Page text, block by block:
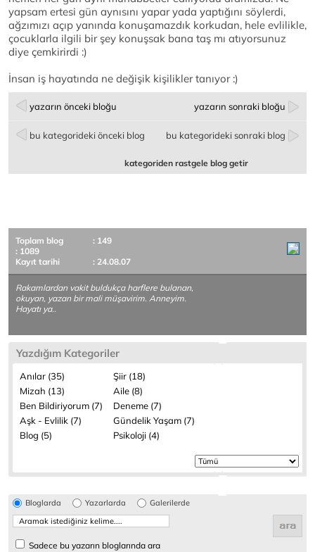
yapsam ertesi gün aynısını yapar yada yaptığını söylerdi,
ağzımızı açıp yanında konuşamazdık korkudan, hele evlilikle,
çocuklarla ilgili bir şey konuşsak bana taş mı atıyorsunuz
diye çemkirirdi :)
İnsan iş hayatında ne değişik kişilikler tanıyor :)
yazarın önceki bloğu yazarın sonraki bloğu
bu kategorideki önceki blog bu kategorideki sonraki blog
kategoriden rastgele blog getir
Toplam blog
: 149
: 1089
Kayıt tarihi
: 24.08.07
Rakamlardan vakit buldukça harflere bulanan,
okuyan, yazan bir mali müşavirim. Anneyim.
Hayatı ya..
Yazdığım Kategoriler
Anılar (35)
Şiir (18)
Mizah (13)
Aile (8)
Ben Bildiriyorum (7)
Deneme (7)
Aşk - Evlilik (7)
Gündelik Yaşam (7)
Blog (5)
Psikoloji (4)
Bloglarda Yazarlarda Galerilerde
Sadece bu yazarın bloglarında ara